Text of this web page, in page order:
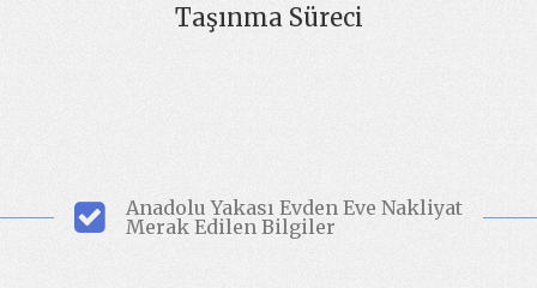
Taşınma Süreci
Anadolu Yakası Evden Eve Nakliyat
Merak Edilen Bilgiler